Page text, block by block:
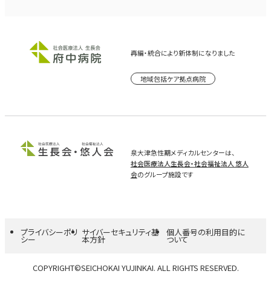
再編・統合により新体制になりました
地域包括ケア拠点病院
泉大津急性期メディカルセンターは、
社会医療法人生長会・社会福祉法人 悠人
会のグループ施設です
プライバシーポリ
シー
サイバーセキュリティ基
本方針
個人番号の利用目的に
ついて
COPYRIGHT©SEICHOKAI YUJINKAI. ALL RIGHTS RESERVED.